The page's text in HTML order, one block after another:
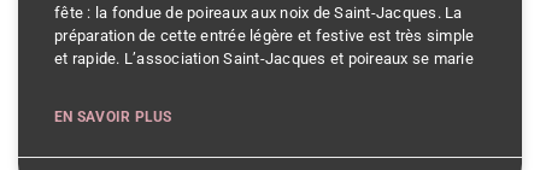
fête : la fondue de poireaux aux noix de Saint-Jacques. La
préparation de cette entrée légère et festive est très simple
et rapide. L’association Saint-Jacques et poireaux se marie
EN SAVOIR PLUS